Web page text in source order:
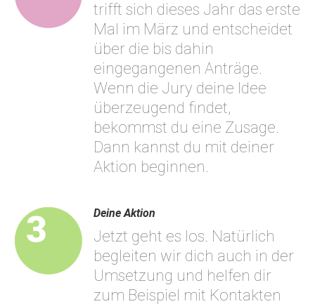
trifft sich dieses Jahr das erste
Mal im März und entscheidet
über die bis dahin
eingegangenen Anträge.
Wenn die Jury deine Idee
überzeugend findet,
bekommst du eine Zusage.
Dann kannst du mit deiner
Aktion beginnen.
Deine Aktion
Jetzt geht es los. Natürlich
begleiten wir dich auch in der
Umsetzung und helfen dir
zum Beispiel mit Kontakten